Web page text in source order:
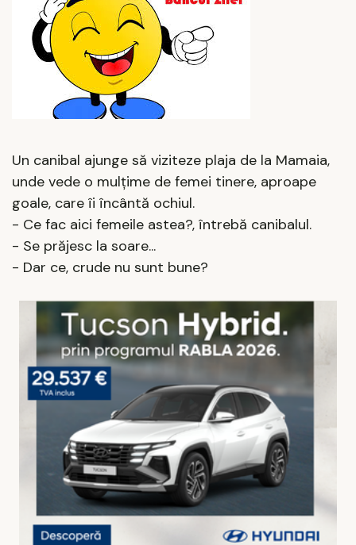
Un canibal ajunge să viziteze plaja de la Mamaia,
unde vede o mulţime de femei tinere, aproape
goale, care îi încântă ochiul.
- Ce fac aici femeile astea?, întrebă canibalul.
- Se prăjesc la soare...
- Dar ce, crude nu sunt bune?